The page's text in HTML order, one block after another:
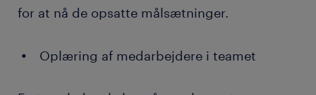
for at nå de opsatte målsætninger.
Oplæring af medarbejdere i teamet